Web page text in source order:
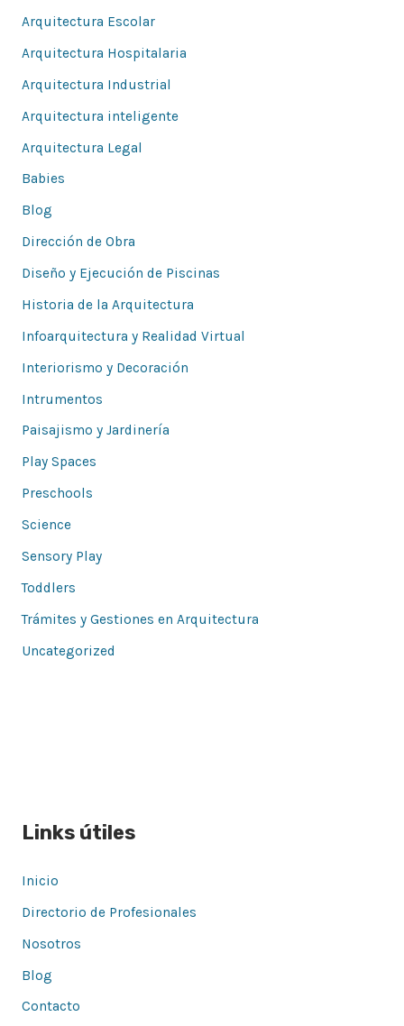
Arquitectura Escolar
Arquitectura Hospitalaria
Arquitectura Industrial
Arquitectura inteligente
Arquitectura Legal
Babies
Blog
Dirección de Obra
Diseño y Ejecución de Piscinas
Historia de la Arquitectura
Infoarquitectura y Realidad Virtual
Interiorismo y Decoración
Intrumentos
Paisajismo y Jardinería
Play Spaces
Preschools
Science
Sensory Play
Toddlers
Trámites y Gestiones en Arquitectura
Uncategorized
Links útiles
Inicio
Directorio de Profesionales
Nosotros
Blog
Contacto